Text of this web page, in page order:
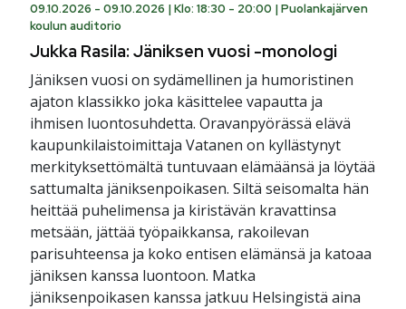
09.10.2026 - 09.10.2026 |Klo: 18:30 - 20:00|Puolankajärven
koulun auditorio
Jukka Rasila: Jäniksen vuosi -monologi
Jäniksen vuosi on sydämellinen ja humoristinen
ajaton klassikko joka käsittelee vapautta ja
ihmisen luontosuhdetta. Oravanpyörässä elävä
kaupunkilaistoimittaja Vatanen on kyllästynyt
merkityksettömältä tuntuvaan elämäänsä ja löytää
sattumalta jäniksenpoikasen. Siltä seisomalta hän
heittää puhelimensa ja kiristävän kravattinsa
metsään, jättää työpaikkansa, rakoilevan
parisuhteensa ja koko entisen elämänsä ja katoaa
jäniksen kanssa luontoon. Matka
jäniksenpoikasen kanssa jatkuu Helsingistä aina